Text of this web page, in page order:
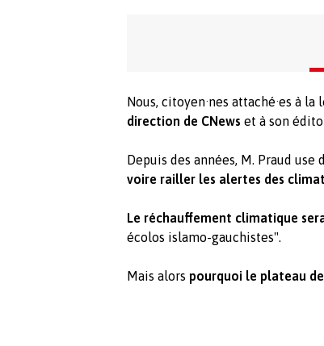
Nous, citoyen·nes attaché·es à
direction de CNews et à son
Depuis des années, M. Praud
voire railler les alertes des
Le réchauffement climatique
écolos islamo-gauchistes".
Mais alors pourquoi le plateau